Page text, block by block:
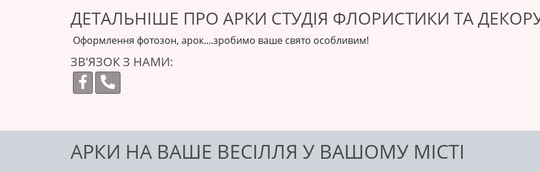
ДЕТАЛЬНІШЕ ПРО АРКИ СТУДІЯ ФЛОРИСТИКИ ТА
Оформлення фотозон, арок....зробимо ваше свято особливим!
ЗВ'ЯЗОК З НАМИ:
АРКИ НА ВАШЕ ВЕСІЛЛЯ У ВАШОМУ МІСТІ